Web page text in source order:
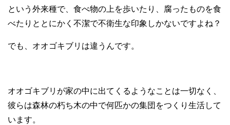
という外来種で、食べ物の上を歩いたり、腐ったものを食
べたりととにかく不潔で不衛生な印象しかないですよね？
でも、オオゴキブリは違うんです。
オオゴキブリが家の中に出てくるようなことは一切なく、
彼らは森林の朽ち木の中で何匹かの集団をつくり生活して
います。